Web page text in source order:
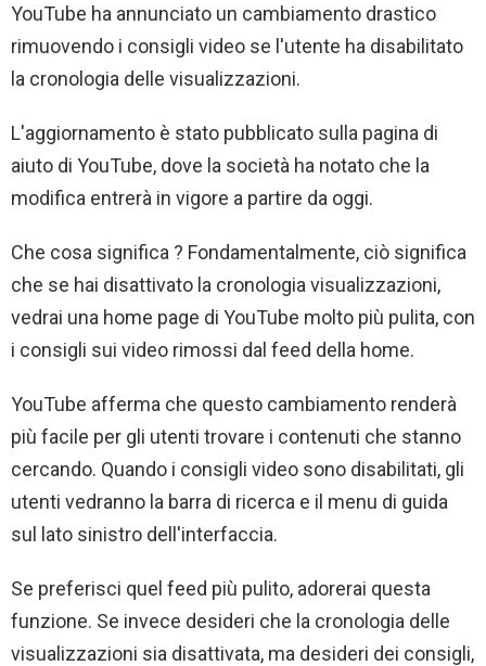
YouTube ha annunciato un cambiamento drastico
rimuovendo i consigli video se l'utente ha disabilitato
la cronologia delle visualizzazioni.
L'aggiornamento è stato pubblicato sulla pagina di
aiuto di YouTube, dove la società ha notato che la
modifica entrerà in vigore a partire da oggi.
Che cosa significa ? Fondamentalmente, ciò significa
che se hai disattivato la cronologia visualizzazioni,
vedrai una home page di YouTube molto più pulita, con
i consigli sui video rimossi dal feed della home.
YouTube afferma che questo cambiamento renderà
più facile per gli utenti trovare i contenuti che stanno
cercando. Quando i consigli video sono disabilitati, gli
utenti vedranno la barra di ricerca e il menu di guida
sul lato sinistro dell'interfaccia.
Se preferisci quel feed più pulito, adorerai questa
funzione. Se invece desideri che la cronologia delle
visualizzazioni sia disattivata, ma desideri dei consigli,